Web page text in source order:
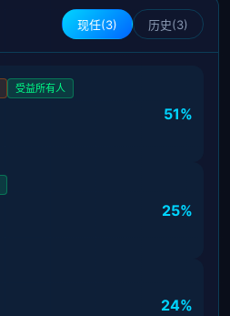
现任(3) 历史(3)
受益所有人
51%
25%
24%